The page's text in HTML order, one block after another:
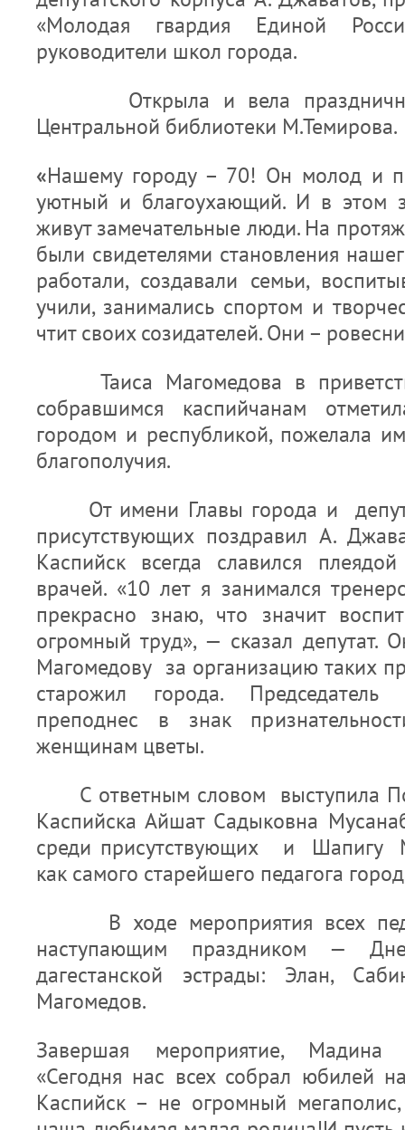
«Молодая гвардия Единой
руководители школ города.
Открыла и вела праздничную
Центральной библиотеки М.Темирова.
«Нашему городу – 70! Он молод и
уютный и благоухающий. И в этом
живут замечательные люди. На
были свидетелями становления
работали, создавали семьи,
учили, занимались спортом и
чтит своих созидателей. Они –
Таиса Магомедова в
собравшимся каспийчанам
городом и республикой, пожелала
благополучия.
От имени Главы города и
присутствующих поздравил А.
Каспийск всегда славился
врачей. «10 лет я занимался
прекрасно знаю, что значит
огромный труд», — сказал депутат.
Магомедову за организацию таких
старожил города. Председатель
преподнес в знак
женщинам цветы.
С ответным словом выступила
Каспийска Айшат Садыковна
среди присутствующих и Шапигу
как самого старейшего педагога
В ходе мероприятия всех
наступающим праздником —
дагестанской эстрады: Элан,
Магомедов.
Завершая мероприятие, Мадина
«Сегодня нас всех собрал юбилей
Каспийск – не огромный